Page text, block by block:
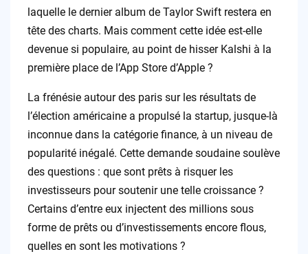
laquelle le dernier album de Taylor Swift restera en
tête des charts. Mais comment cette idée est-elle
devenue si populaire, au point de hisser Kalshi à la
première place de l’App Store d’Apple ?
La frénésie autour des paris sur les résultats de
l’élection américaine a propulsé la startup, jusque-là
inconnue dans la catégorie finance, à un niveau de
popularité inégalé. Cette demande soudaine soulève
des questions : que sont prêts à risquer les
investisseurs pour soutenir une telle croissance ?
Certains d’entre eux injectent des millions sous
forme de prêts ou d’investissements encore flous,
quelles en sont les motivations ?